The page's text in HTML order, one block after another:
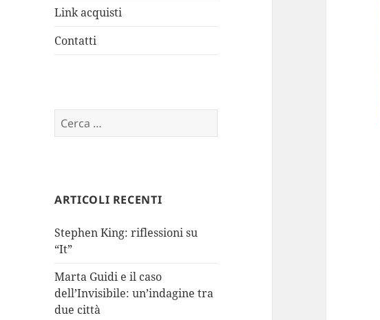
Link acquisti
Contatti
Ricerca
per:
ARTICOLI RECENTI
Stephen King: riflessioni su
“It”
Marta Guidi e il caso
dell’Invisibile: un’indagine tra
due città